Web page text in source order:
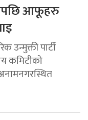
आफूहरु
उन्मुक्ती पार्टी
कमिटीको